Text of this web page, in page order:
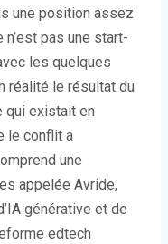
une position assez
n’est pas une start-
les quelques
réalité le résultat du
qui existait en
le conflit a
une
appelée Avride,
générative et de
edtech